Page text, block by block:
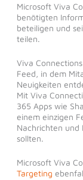
Microsoft Viva
benötigten
beteiligen und
teilen.
Viva
Feed, in dem
Neuigkeiten
Mit Viva
365 Apps wie
einem einzigen
Nachrichten und
sollten.
Microsoft Viva
Targeting